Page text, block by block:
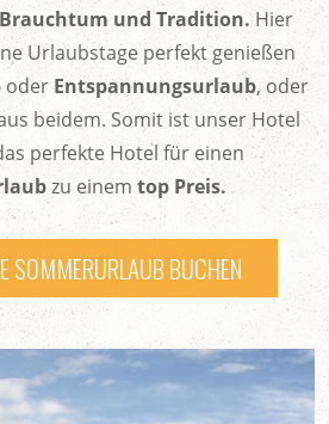
Brauchtum und Tradition.Hier
Urlaubstage perfekt genießen
oder Entspannungsurlaub, oder
beidem. Somit ist unser Hotel
perfekte Hotel für einen
zu einem top Preis.
SOMMERURLAUB BUCHEN